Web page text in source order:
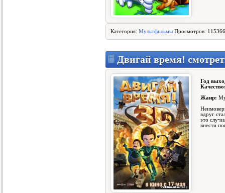
Категория: Мультфильмы Просмотров:
Двигай время!
Год
Жанр:
вдруг
это
внести